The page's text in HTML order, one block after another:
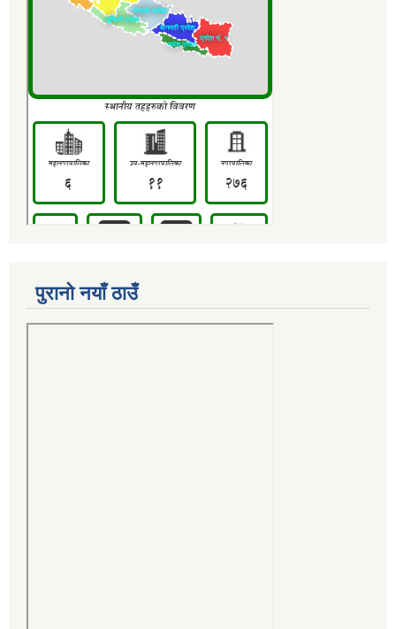
पुरानो नयाँ ठाउँ